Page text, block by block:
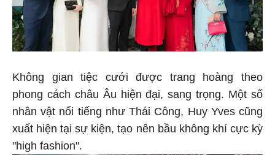
Không gian tiệc cưới được trang hoàng theo
phong cách châu Âu hiện đại, sang trọng. Một số
nhân vật nổi tiếng như Thái Công, Huy Yves cũng
xuất hiện tại sự kiện, tạo nên bầu không khí cực kỳ
"high fashion".